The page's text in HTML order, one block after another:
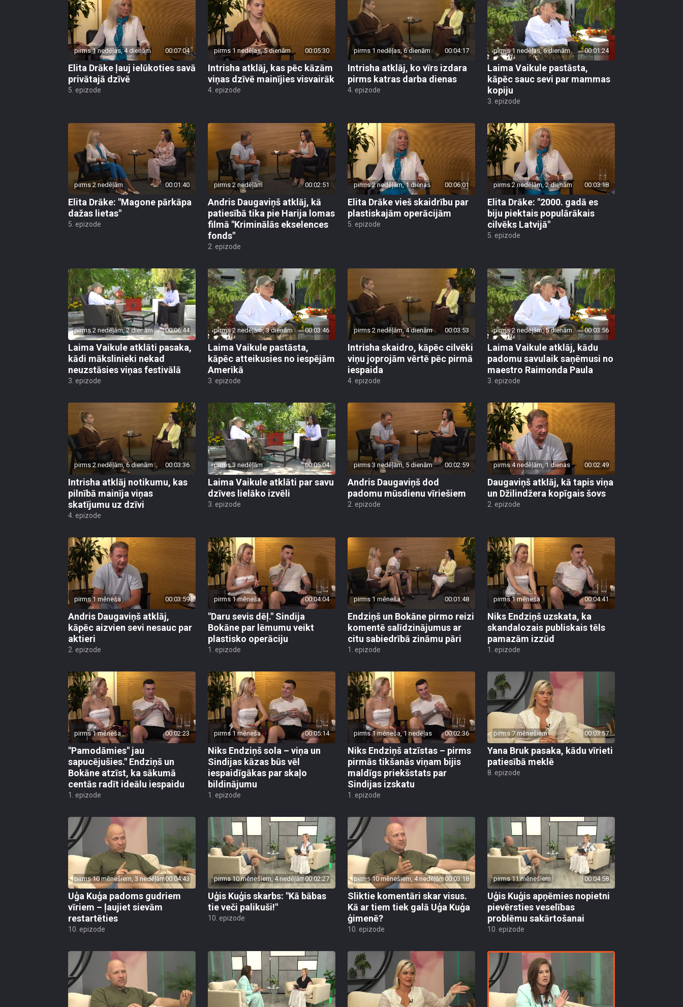
pirms 1 nedēļas, 4 dienām 00:07:04
Elita Drāke ļauj ielūkoties savā
privātajā dzīvē
5. epizode
pirms 1 nedēļas, 5 dienām 00:05:30
Intrisha atklāj, kas pēc kāzām
viņas dzīvē mainījies visvairāk
4. epizode
pirms 1 nedēļas, 6 dienām 00:04:17
Intrisha atklāj, ko vīrs izdara
pirms katras darba dienas
4. epizode
pirms 1 nedēļas, 6 dienām 00:01:24
Laima Vaikule pastāsta,
kāpēc sauc sevi par mammas
kopiju
3. epizode
pirms 2 nedēļām 00:01:40
Elita Drāke: "Magone pārkāpa
dažas lietas"
5. epizode
pirms 2 nedēļām 00:02:51
Andris Daugaviņš atklāj, kā
patiesībā tika pie Harija lomas
filmā "Kriminālās ekselences
fonds"
2. epizode
pirms 2 nedēļām, 1 dienas 00:06:01
Elita Drāke vieš skaidrību par
plastiskajām operācijām
5. epizode
pirms 2 nedēļām, 2 dienām 00:03:18
Elita Drāke: "2000. gadā es
biju piektais populārākais
cilvēks Latvijā"
5. epizode
pirms 2 nedēļām, 2 dienām 00:06:44
Laima Vaikule atklāti pasaka,
kādi mākslinieki nekad
neuzstāsies viņas festivālā
3. epizode
pirms 2 nedēļām, 3 dienām 00:03:46
Laima Vaikule pastāsta,
kāpēc atteikusies no iespējām
Amerikā
3. epizode
pirms 2 nedēļām, 4 dienām 00:03:53
Intrisha skaidro, kāpēc cilvēki
viņu joprojām vērtē pēc pirmā
iespaida
4. epizode
pirms 2 nedēļām, 5 dienām 00:03:56
Laima Vaikule atklāj, kādu
padomu savulaik saņēmusi no
maestro Raimonda Paula
3. epizode
pirms 2 nedēļām, 6 dienām 00:03:36
Intrisha atklāj notikumu, kas
pilnībā mainīja viņas
skatījumu uz dzīvi
4. epizode
pirms 3 nedēļām 00:05:04
Laima Vaikule atklāti par savu
dzīves lielāko izvēli
3. epizode
pirms 3 nedēļām, 5 dienām 00:02:59
Andris Daugaviņš dod
padomu mūsdienu vīriešiem
2. epizode
pirms 4 nedēļām, 1 dienas 00:02:49
Daugaviņš atklāj, kā tapis viņa
un Džilindžera kopīgais šovs
2. epizode
pirms 1 mēneša 00:03:59
Andris Daugaviņš atklāj,
kāpēc aizvien sevi nesauc par
aktieri
2. epizode
pirms 1 mēneša 00:04:04
"Daru sevis dēļ." Sindija
Bokāne par lēmumu veikt
plastisko operāciju
1. epizode
pirms 1 mēneša 00:01:48
Endziņš un Bokāne pirmo reizi
komentē salīdzinājumus ar
citu sabiedrībā zināmu pāri
1. epizode
pirms 1 mēneša 00:04:41
Niks Endziņš uzskata, ka
skandalozais publiskais tēls
pamazām izzūd
1. epizode
pirms 1 mēneša 00:02:23
"Pamodāmies" jau
sapucējušies." Endziņš un
Bokāne atzīst, ka sākumā
centās radīt ideālu iespaidu
1. epizode
pirms 1 mēneša 00:05:14
Niks Endziņš sola – viņa un
Sindijas kāzas būs vēl
iespaidīgākas par skaļo
bildinājumu
1. epizode
pirms 1 mēneša, 1 nedēļas 00:02:36
Niks Endziņš atzīstas – pirms
pirmās tikšanās viņam bijis
maldīgs priekšstats par
Sindijas izskatu
1. epizode
pirms 7 mēnešiem 00:03:57
Yana Bruk pasaka, kādu vīrieti
patiesībā meklē
8. epizode
pirms 10 mēnešiem, 3 nedēļām00:04:43
Uģa Kuģa padoms gudriem
vīriem – ļaujiet sievām
restartēties
10. epizode
pirms 10 mēnešiem, 4 nedēļām00:02:27
Uģis Kuģis skarbs: "Kā bābas
tie veči palikuši!"
10. epizode
pirms 10 mēnešiem, 4 nedēļām00:03:18
Sliktie komentāri skar visus.
Kā ar tiem tiek galā Uģa Kuģa
ģimenē?
10. epizode
pirms 11 mēnešiem 00:04:58
Uģis Kuģis apņēmies nopietni
pievērsties veselības
problēmu sakārtošanai
10. epizode